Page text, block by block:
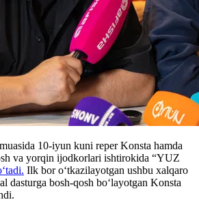
10-iyun kuni reper Konsta hamda
va yorqin ijodkorlari ishtirokida “YUZ
Ilk bor o‘tkazilayotgan ushbu xalqaro
dasturga bosh-qosh bo‘layotgan Konsta